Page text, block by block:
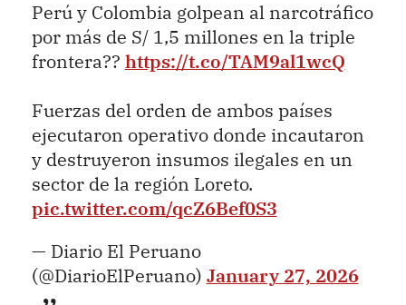
Perú y Colombia golpean al narcotráfico
por más de S/ 1,5 millones en la triple
frontera?? https://t.co/TAM9al1wcQ
Fuerzas del orden de ambos países
ejecutaron operativo donde incautaron
y destruyeron insumos ilegales en un
sector de la región Loreto.
pic.twitter.com/qcZ6Bef0S3
— Diario El Peruano
(@DiarioElPeruano) January 27, 2026